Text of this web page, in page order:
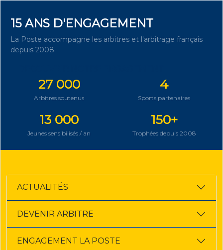
15 ANS D'ENGAGEMENT
La Poste accompagne les arbitres et l'arbitrage français
depuis 2008.
27 000
Arbitres soutenus
4
Sports partenaires
13 000
Jeunes sensibilisés / an
150+
Trophées depuis 2008
ACTUALITÉS
DEVENIR ARBITRE
ENGAGEMENT LA POSTE